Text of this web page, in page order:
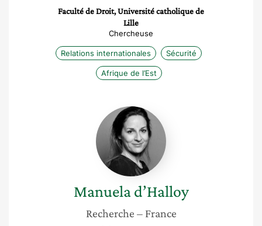
Faculté de Droit, Université catholique de
Lille
Chercheuse
Relations internationales Sécurité
Afrique de l’Est
Manuela
d’Halloy
Manuela d’Halloy
Recherche – France